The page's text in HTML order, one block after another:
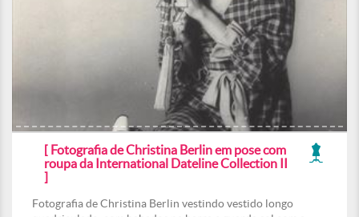
[ Fotografia de Christina Berlin em pose com
roupa da International Dateline Collection II
]
Fotografia de Christina Berlin vestindo vestido longo